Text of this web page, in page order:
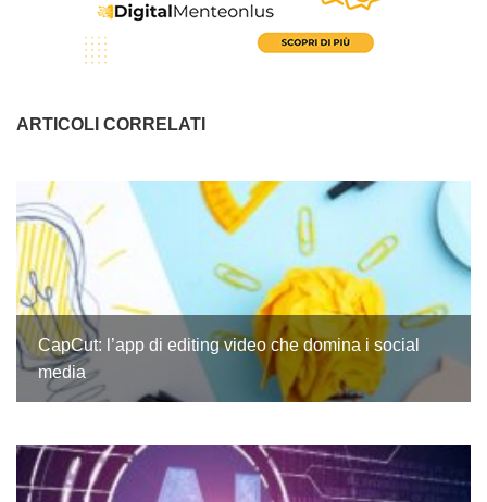
ARTICOLI CORRELATI
CapCut: l’app di editing video che domina i social
media